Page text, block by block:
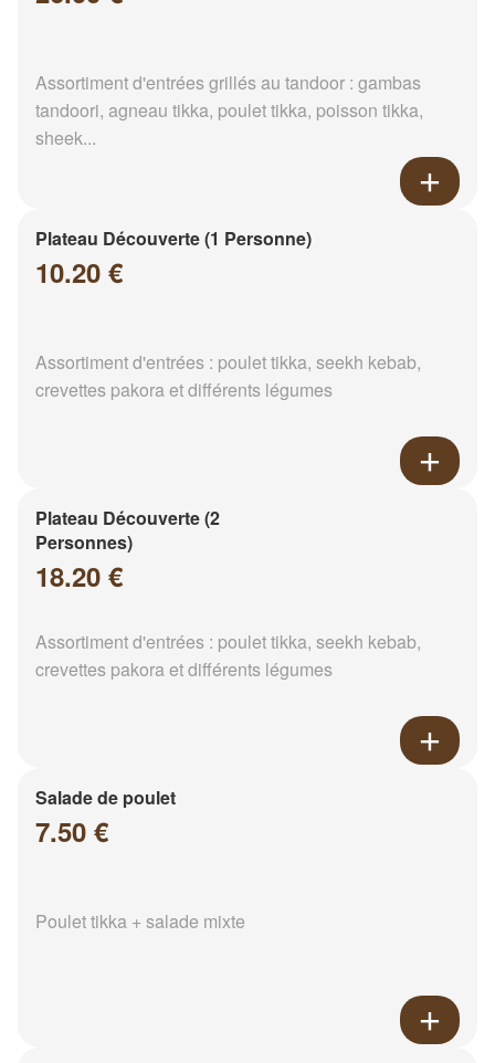
Assortiment d'entrées grillés au tandoor : gambas
tandoori, agneau tikka, poulet tikka, poisson tikka,
sheek...
Plateau Découverte (1 Personne)
10.20 €
Assortiment d'entrées : poulet tikka, seekh kebab,
crevettes pakora et différents légumes
Plateau Découverte (2
Personnes)
18.20 €
Assortiment d'entrées : poulet tikka, seekh kebab,
crevettes pakora et différents légumes
Salade de poulet
7.50 €
Poulet tikka + salade mixte